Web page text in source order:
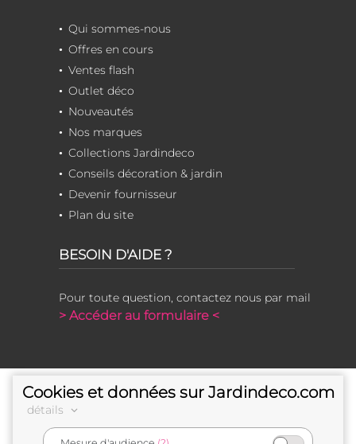
Qui sommes-nous
Offres en cours
Ventes flash
Outlet déco
Nouveautés
Nos marques
Collections Jardindeco
Conseils décoration & jardin
Devenir fournisseur
Plan du site
BESOIN D'AIDE ?
Pour toute question, contactez nous par mail
> Accéder au formulaire <
Cookies et données sur Jardindeco.com
détails